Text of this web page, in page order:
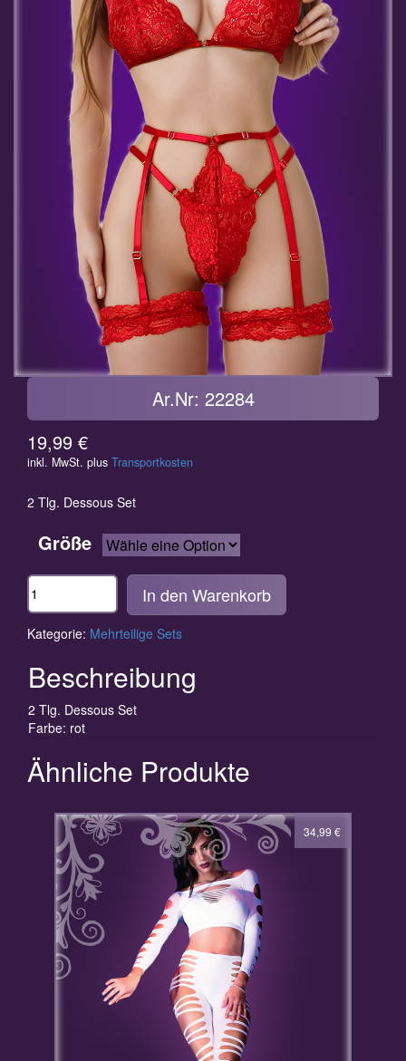
Ar.Nr: 22284
19,99 €
inkl. MwSt. plus Transportkosten
2 Tlg. Dessous Set
Größe
Anzahl In den Warenkorb
Kategorie: Mehrteilige Sets
Beschreibung
2 Tlg. Dessous Set
Farbe: rot
Ähnliche Produkte
34,99 €